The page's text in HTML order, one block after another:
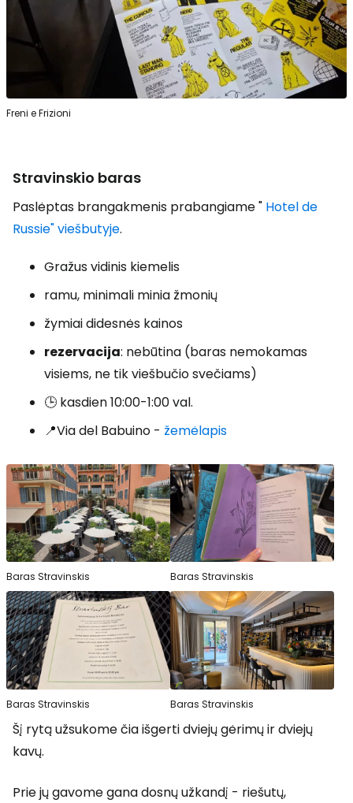
Freni e Frizioni
Stravinskio baras
Paslėptas brangakmenis prabangiame " Hotel de
Russie" viešbutyje.
Gražus vidinis kiemelis
ramu, minimali minia žmonių
žymiai didesnės kainos
rezervacija: nebūtina (baras nemokamas
visiems, ne tik viešbučio svečiams)
🕒 kasdien 10:00-1:00 val.
📍Via del Babuino - žemėlapis
Baras Stravinskis Baras Stravinskis
Baras Stravinskis Baras Stravinskis
Šį rytą užsukome čia išgerti dviejų gėrimų ir dviejų
kavų.
Prie jų gavome gana dosnų užkandį - riešutų,